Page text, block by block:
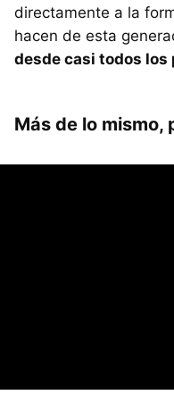
directamente a la
hacen de esta
desde casi todos los
Más de lo mismo,